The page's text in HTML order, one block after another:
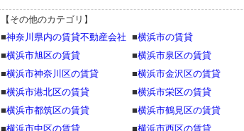
【その他のカテゴリ】
■神奈川県内の賃貸不動産会社 ■横浜市の賃貸
■横浜市旭区の賃貸 ■横浜市泉区の賃貸
■横浜市神奈川区の賃貸 ■横浜市金沢区の賃貸
■横浜市港北区の賃貸 ■横浜市栄区の賃貸
■横浜市都筑区の賃貸 ■横浜市鶴見区の賃貸
■横浜市中区の賃貸 ■横浜市西区の賃貸